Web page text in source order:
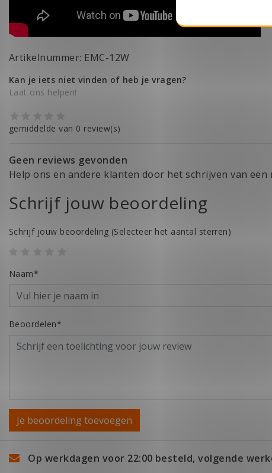
Artikelnummer: EMC-12W
Kan je iets niet vinden of heb je vragen?
Laat ons helpen!
gemiddelde van 0 review(s)
Geen reviews gevonden
Help ons en andere klanten door het schrijven van een
Schrijf jouw beoordeling
Schrijf jouw beoordeling (Selecteer het aantal sterren)
Naam*
Beoordelen*
Je beoordeling toevoegen
Op werkdagen voor 22:00 besteld, volgende